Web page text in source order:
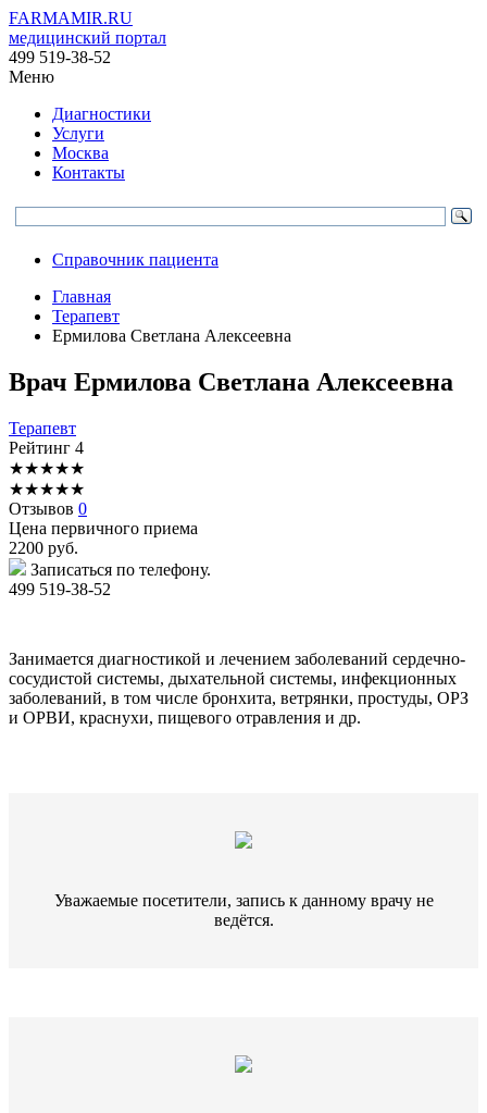
FARMAMIR.RU
медицинский портал
499 519-38-52
Меню
Диагностики
Услуги
Москва
Контакты
Справочник пациента
Главная
Терапевт
Ермилова Светлана Алексеевна
Врач Ермилова Светлана Алексеевна
Терапевт
Рейтинг 4
★★★★★
★★★★★
Отзывов 0
Цена первичного приема
2200 руб.
Записаться по телефону.
499 519-38-52
Занимается диагностикой и лечением заболеваний сердечно-
сосудистой системы, дыхательной системы, инфекционных
заболеваний, в том числе бронхита, ветрянки, простуды, ОРЗ
и ОРВИ, краснухи, пищевого отравления и др.
Уважаемые посетители, запись к данному врачу не
ведётся.